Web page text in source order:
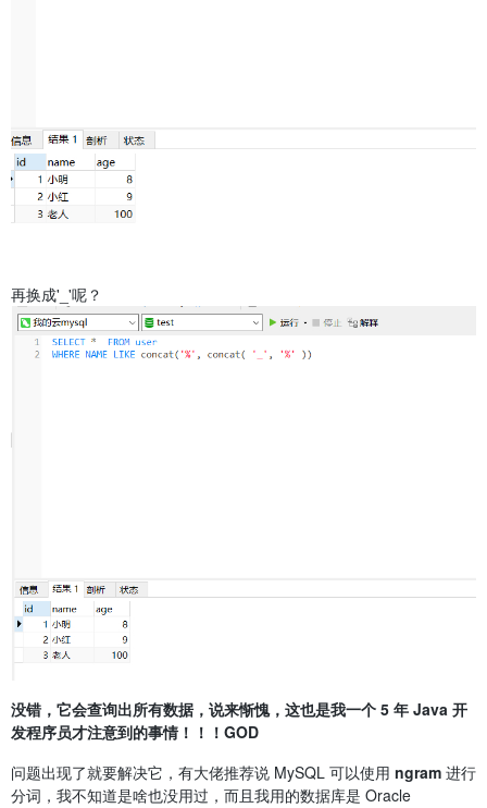
再换成'_'呢？
没错，它会查询出所有数据，说来惭愧，这也是我一个 5 年 Java 开
发程序员才注意到的事情！！！GOD
问题出现了就要解决它，有大佬推荐说 MySQL 可以使用 ngram 进行
分词，我不知道是啥也没用过，而且我用的数据库是 Oracle